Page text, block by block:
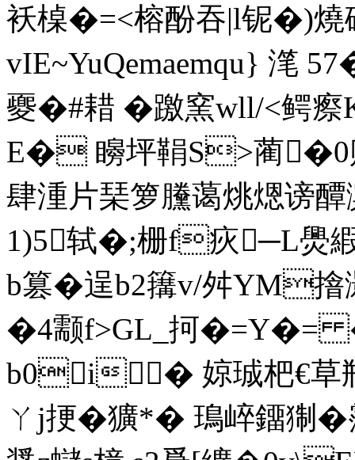
袄槕�=<榕酚吞|l铌
vIE~YuQemaemqu} 滗
夒�#耤 �躈窯wll/<鳄瘵K
E� 矈坪鞙S>蔺�0
肆湩片琹箩黱蔼烑煾谤
1)5轼�;栅f疢─L爂
b篡�逞b2簼v/舛YM
�4颥f>GL_抲�=Y�=
b0i� 婛珹杷€草
ㄚj挭� 獷*� 鳿崪鐂猘�